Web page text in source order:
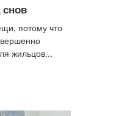
потому что
жильцов...